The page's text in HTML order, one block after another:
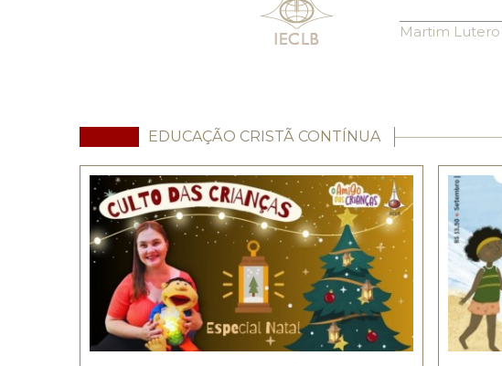
Martim Lutero
EDUCAÇÃO CRISTÃ CONTÍNUA